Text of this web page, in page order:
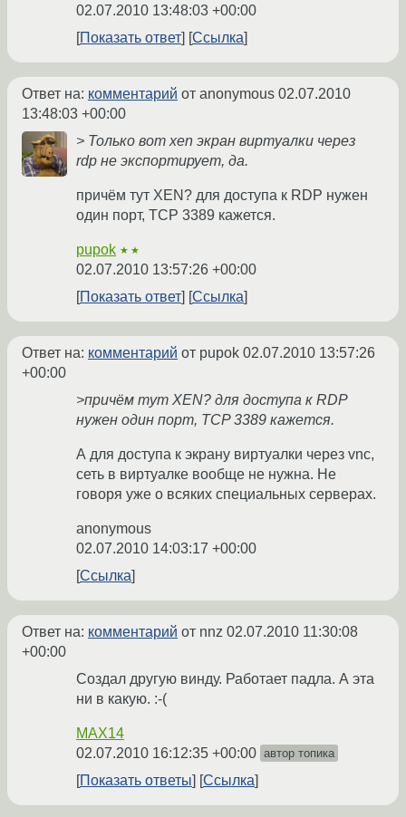
02.07.2010 13:48:03 +00:00
Показать ответ
Ссылка
Ответ на: комментарий от anonymous 02.07.2010
13:48:03 +00:00
> Только вот xen экран виртуалки через
rdp не экспортирует, да.
причём тут XEN? для доступа к RDP нужен
один порт, TCP 3389 кажется.
pupok ★★
02.07.2010 13:57:26 +00:00
Показать ответ
Ссылка
Ответ на: комментарий от pupok 02.07.2010 13:57:26
+00:00
>причём тут XEN? для доступа к RDP
нужен один порт, TCP 3389 кажется.
А для доступа к экрану виртуалки через vnc,
сеть в виртуалке вообще не нужна. Не
говоря уже о всяких специальных серверах.
anonymous
02.07.2010 14:03:17 +00:00
Ссылка
Ответ на: комментарий от nnz 02.07.2010 11:30:08
+00:00
Создал другую винду. Работает падла. А эта
ни в какую. :-(
MAX14
02.07.2010 16:12:35 +00:00 автор топика
Показать ответы Ссылка